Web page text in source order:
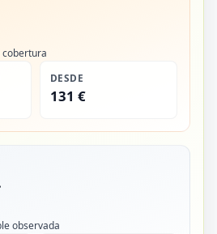
cobertura
DESDE
131 €
observada